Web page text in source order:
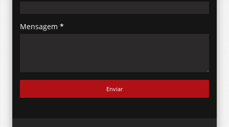
Mensagem *